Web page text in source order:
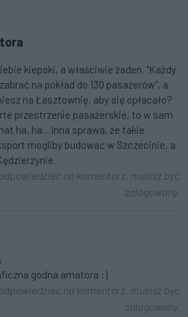
kiepski, a właściwie żaden. "Każdy
na pokład do 130 pasażerów", a
na Łasztownię, aby się opłacało?
przestrzenie pasażerskie, to w sam
ha, ha....Inna sprawa, że takie
mogliby budować w Szczecinie, a
na komentarz, musisz być
zalogowany.
godna amatora :)
na komentarz, musisz być
zalogowany.